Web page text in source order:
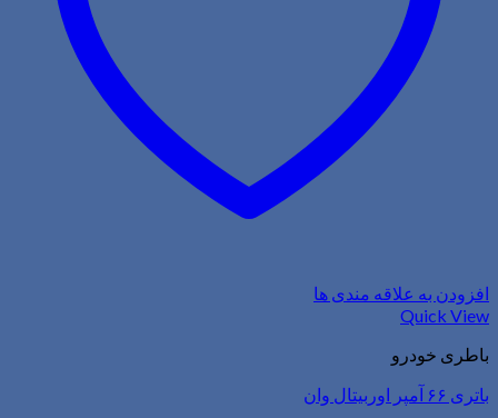
افزودن به علاقه مندی ها
Quick View
باطری خودرو
باتری ۶۶ آمپر اوربیتال وان